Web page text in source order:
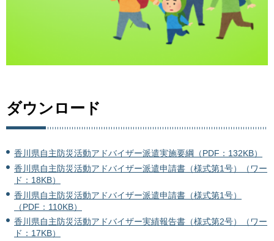
ダウンロード
香川県自主防災活動アドバイザー派遣実施要綱（PDF：132KB）
香川県自主防災活動アドバイザー派遣申請書（様式第1号）（ワー
ド：18KB）
香川県自主防災活動アドバイザー派遣申請書（様式第1号）
（PDF：110KB）
香川県自主防災活動アドバイザー実績報告書（様式第2号）（ワー
ド：17KB）